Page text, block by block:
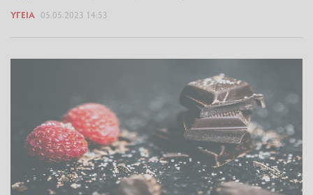
ΥΓΕΊΑ 05.05.2023 14:53